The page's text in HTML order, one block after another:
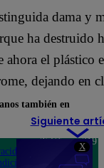
X
dama y
ha destruido
ahora el
dejando en
Siguiente
también en
Teléfono: 219
Av. San